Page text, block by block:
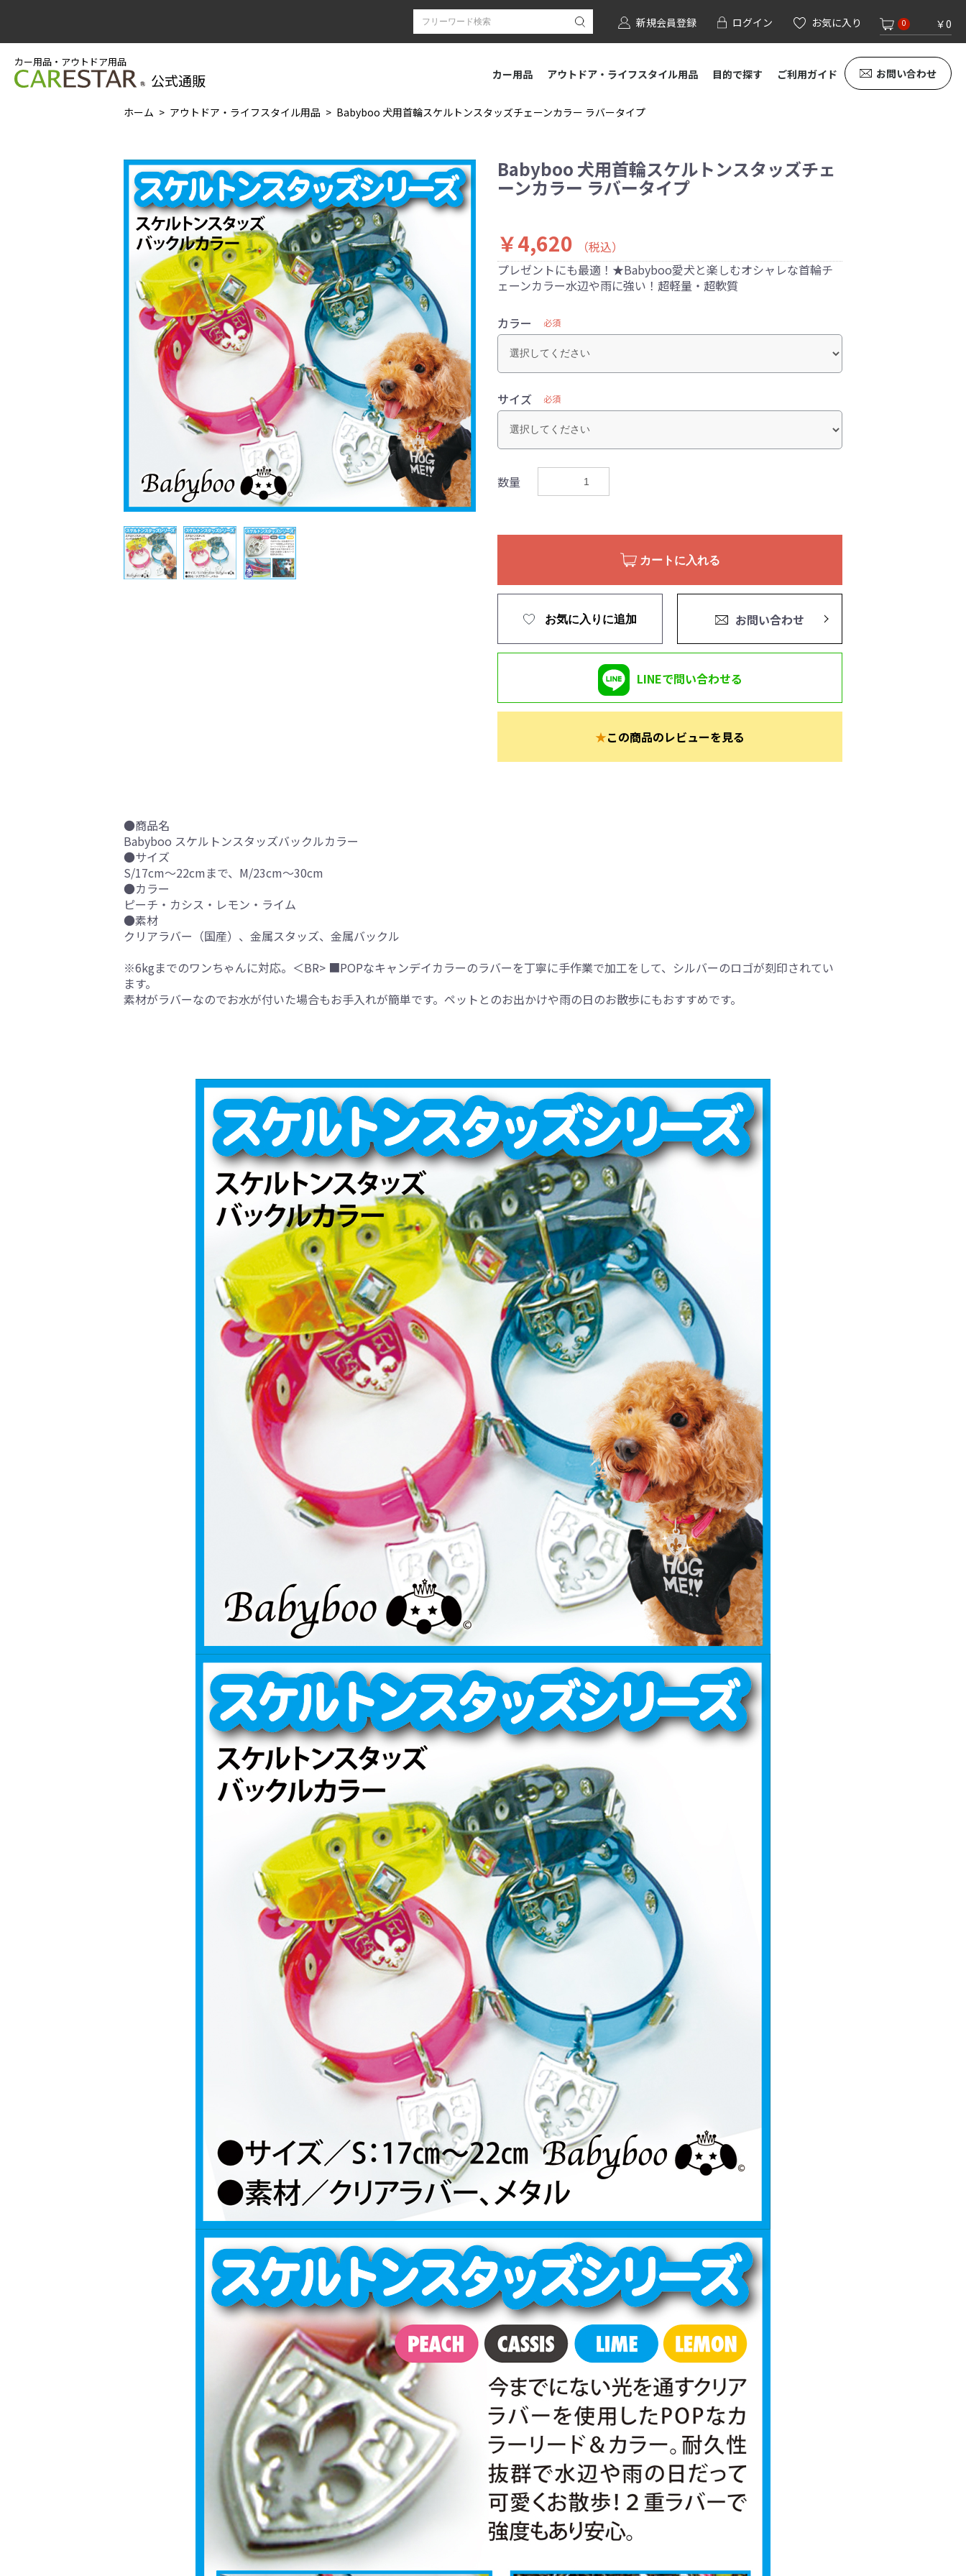
新規会員登録 ログイン お気に入り 0 ￥0
カー用品・アウトドア用品
公式通販 カー用品 アウトドア・ライフスタイル用品 目的で探す ご利用ガイド お問い合わせ
ホーム アウトドア・ライフスタイル用品 Babyboo 犬用首輪スケルトンスタッズチェーンカラー ラバータイプ
Babyboo 犬用首輪スケルトンスタッズチェ
ーンカラー ラバータイプ
￥4,620
（税込）
プレゼントにも最適！★Babyboo愛犬と楽しむオシャレな首輪チ
ェーンカラー水辺や雨に強い！超軽量・超軟質
カラー 必須
サイズ 必須
数量
カートに入れる
お気に入りに追加 お問い合わせ
LINEで問い合わせる
★この商品のレビューを見る
●商品名
Babyboo スケルトンスタッズバックルカラー
●サイズ
S/17cm～22cmまで、M/23cm～30cm
●カラー
ピーチ・カシス・レモン・ライム
●素材
クリアラバー（国産）、金属スタッズ、金属バックル
※6kgまでのワンちゃんに対応。＜BR> ■POPなキャンデイカラーのラバーを丁寧に手作業で加工をして、シルバーのロゴが刻印されてい
ます。
素材がラバーなのでお水が付いた場合もお手入れが簡単です。ペットとのお出かけや雨の日のお散歩にもおすすめです。